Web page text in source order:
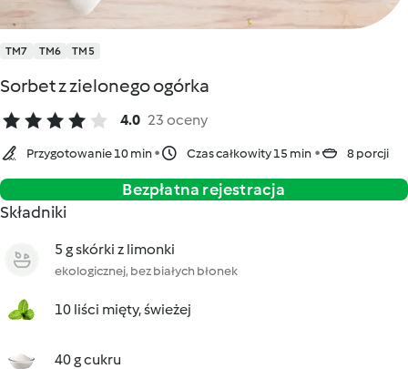
TM7 TM6 TM5
Sorbet z zielonego ogórka
4.0 23 oceny
Przygotowanie 10 min Czas całkowity 15 min 8 porcji
Bezpłatna rejestracja
Składniki
5 g skórki z limonki
ekologicznej, bez białych błonek
10 liści mięty, świeżej
40 g cukru